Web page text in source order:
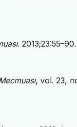
. 2013;23:55–90.
, vol. 23,